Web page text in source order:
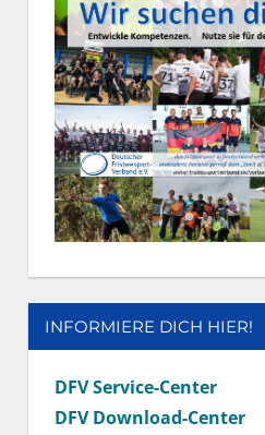
INFORMIERE DICH HIER!
DFV Service-Center
DFV Download-Center